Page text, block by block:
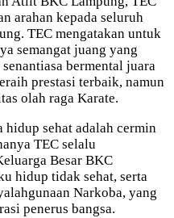
arahan kepada seluruh
TEC mengatakan untuk
semangat juang yang
bermental juara
prestasi terbaik, namun
olah raga Karate.
hidup sehat adalah cermin
TEC selalu
Besar BKC
hidup tidak sehat, serta
Narkoba, yang
penerus bangsa.